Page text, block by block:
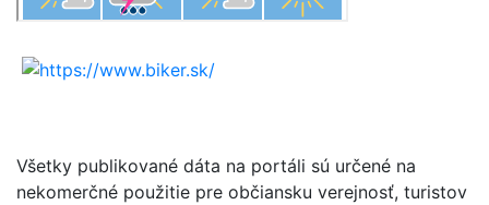
Všetky publikované dáta na portáli sú určené na
nekomerčné použitie pre občiansku verejnosť, turistov